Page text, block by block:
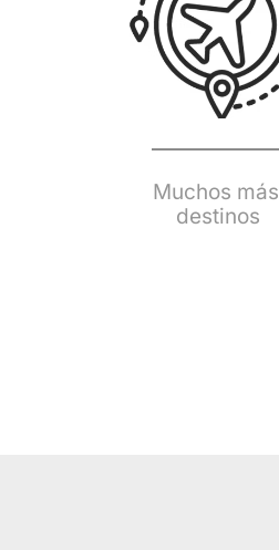
Muchos más
destinos